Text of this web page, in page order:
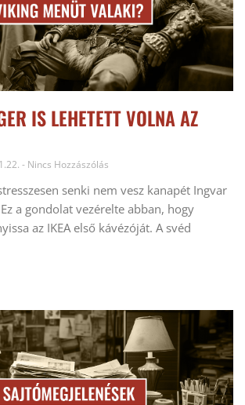
IS LEHETETT VOLNA AZ
Nincs Hozzászólás
senki nem vesz kanapét Ingvar
a gondolat vezérelte abban, hogy
az IKEA első kávézóját. A svéd